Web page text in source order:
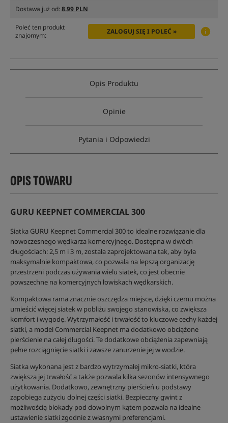
Dostawa już od:8.99 PLN
Poleć ten produkt
znajomym:
ZALOGUJ SIĘ I POLEĆ »
Opis Produktu
Opinie
Pytania i Odpowiedzi
OPIS TOWARU
GURU KEEPNET COMMERCIAL 300
Siatka GURU Keepnet Commercial 300 to idealne rozwiązanie dla
nowoczesnego wędkarza komercyjnego. Dostępna w dwóch
długościach: 2,5 m i 3 m, została zaprojektowana tak, aby była
maksymalnie kompaktowa, co pozwala na lepszą organizację
przestrzeni podczas używania wielu siatek, co jest obecnie
powszechne na komercyjnych łowiskach wędkarskich.
Kompaktowa rama znacznie oszczędza miejsce, dzięki czemu można
umieścić więcej siatek w pobliżu swojego stanowiska, co zwiększa
komfort i wygodę. Wytrzymałość i trwałość to kluczowe cechy każdej
siatki, a model Commercial Keepnet ma dodatkowo obciążone
pierścienie na całej długości. Te dodatkowe obciążenia zapewniają
pełne rozciągnięcie siatki i zawsze zanurzenie jej w wodzie.
Siatka wykonana jest z bardzo wytrzymałej mikro-siatki, która
zwiększa jej trwałość a także pozwala kilka sezonów intensywnego
użytkowania. Dodatkowo, zewnętrzny pierścień u podstawy
zapobiega zużyciu dolnej części siatki. Bezpieczny gwint z
możliwością blokady pod dowolnym kątem pozwala na idealne
ustawienie siatki zgodnie z własnymi preferencjami.